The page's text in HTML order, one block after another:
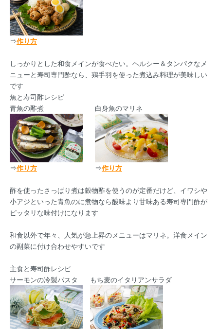
⇒作り方
しっかりとした和食メインが食べたい。ヘルシー＆タンパクなメ
ニューと寿司専門酢なら、鶏手羽を使った煮込み料理が美味しい
です
魚と寿司酢レシピ
青魚の酢煮
白身魚のマリネ
⇒作り方 ⇒作り方
酢を使ったさっぱり煮は穀物酢を使うのが定番だけど、イワシや
小アジといった青魚のに煮物なら酸味より甘味ある寿司専門酢が
ピッタリな味付けになります
和食以外で年々、人気が急上昇のメニューはマリネ。洋食メイン
の副菜に付け合わせやすいです
主食と寿司酢レシピ
サーモンの冷製パスタ
もち麦のイタリアンサラダ